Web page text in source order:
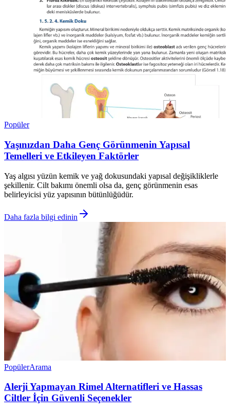
Popüler
Yaşınızdan Daha Genç Görünmenin Yapısal
Temelleri ve Etkileyen Faktörler
Yaş algısı yüzün kemik ve yağ dokusundaki yapısal değişikliklerle
şekillenir. Cilt bakımı önemli olsa da, genç görünmenin esas
belirleyicisi yüz yapısının bütünlüğüdür.
Daha fazla bilgi edinin
PopülerArama
Alerji Yapmayan Rimel Alternatifleri ve Hassas
Ciltler İçin Güvenli Seçenekler